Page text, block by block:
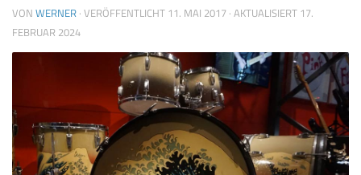
VON WERNER · VERÖFFENTLICHT 11. MAI 2017 · AKTUALISIERT 17.
FEBRUAR 2024